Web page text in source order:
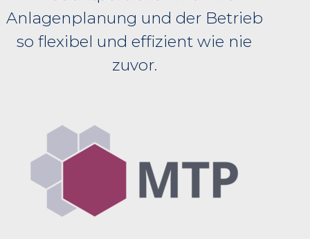
Anlagenplanung und der Betrieb
so flexibel und effizient wie nie
zuvor.